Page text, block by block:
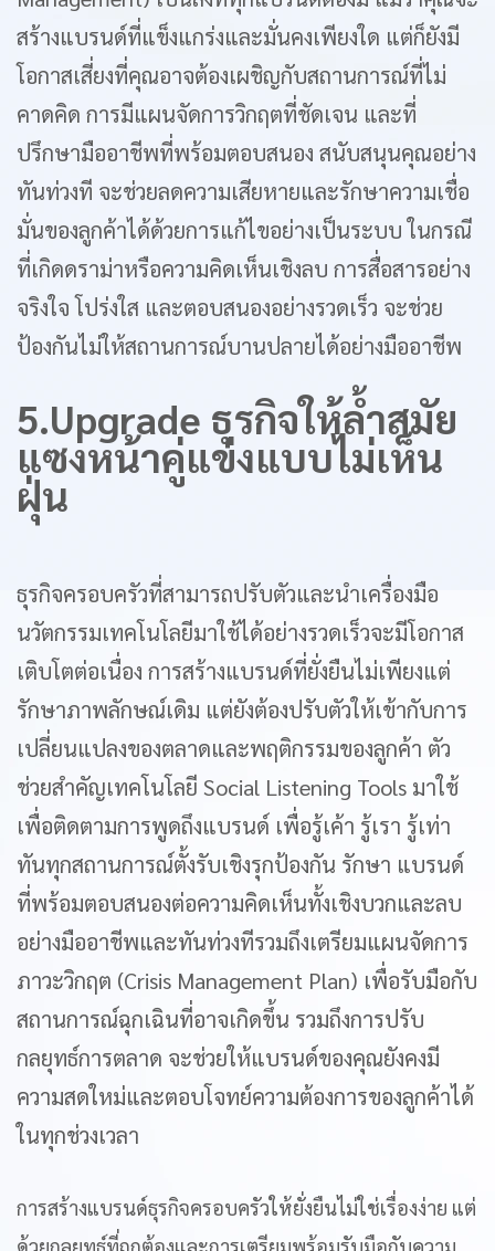
สร้างแบรนด์ที่แข็งแกร่งและมั่นคงเพียงใด แต่ก็ยังมี
โอกาสเสี่ยงที่คุณอาจต้องเผชิญกับสถานการณ์ที่ไม่
คาดคิด การมีแผนจัดการวิกฤตที่ชัดเจน และที่
ปรึกษามืออาชีพที่พร้อมตอบสนอง สนับสนุนคุณอย่าง
ทันท่วงที จะช่วยลดความเสียหายและรักษาความเชื่อ
มั่นของลูกค้าได้ด้วยการแก้ไขอย่างเป็นระบบ ในกรณี
ที่เกิดดราม่าหรือความคิดเห็นเชิงลบ การสื่อสารอย่าง
จริงใจ โปร่งใส และตอบสนองอย่างรวดเร็ว จะช่วย
ป้องกันไม่ให้สถานการณ์บานปลายได้อย่างมืออาชีพ
5.Upgrade ธุรกิจให้ล้ำสมัย
แซงหน้าคู่แข่งแบบไม่เห็น
ฝุ่น
ธุรกิจครอบครัวที่สามารถปรับตัวและนำเครื่องมือ
นวัตกรรมเทคโนโลยีมาใช้ได้อย่างรวดเร็วจะมีโอกาส
เติบโตต่อเนื่อง การสร้างแบรนด์ที่ยั่งยืนไม่เพียงแต่
รักษาภาพลักษณ์เดิม แต่ยังต้องปรับตัวให้เข้ากับการ
เปลี่ยนแปลงของตลาดและพฤติกรรมของลูกค้า ตัว
ช่วยสำคัญเทคโนโลยี Social Listening Tools มาใช้
เพื่อติดตามการพูดถึงแบรนด์ เพื่อรู้เค้า รู้เรา รู้เท่า
ทันทุกสถานการณ์ตั้งรับเชิงรุกป้องกัน รักษา แบรนด์
ที่พร้อมตอบสนองต่อความคิดเห็นทั้งเชิงบวกและลบ
อย่างมืออาชีพและทันท่วงทีรวมถึงเตรียมแผนจัดการ
ภาวะวิกฤต (Crisis Management Plan) เพื่อรับมือกับ
สถานการณ์ฉุกเฉินที่อาจเกิดขึ้น รวมถึงการปรับ
กลยุทธ์การตลาด จะช่วยให้แบรนด์ของคุณยังคงมี
ความสดใหม่และตอบโจทย์ความต้องการของลูกค้าได้
ในทุกช่วงเวลา
การสร้างแบรนด์ธุรกิจครอบครัวให้ยั่งยืนไม่ใช่เรื่องง่าย แต่